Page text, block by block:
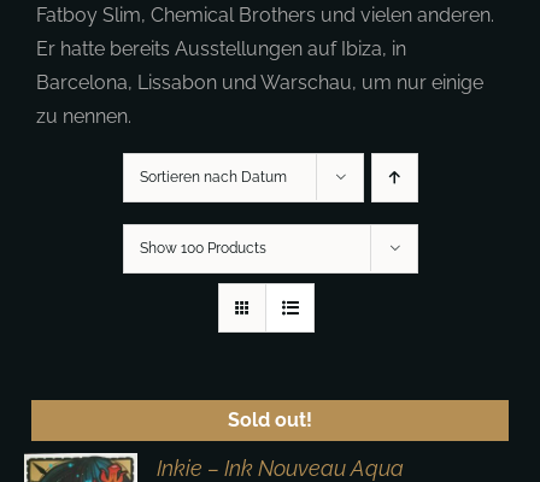
Fatboy Slim, Chemical Brothers und vielen anderen.
Er hatte bereits Ausstellungen auf Ibiza, in
Barcelona, Lissabon und Warschau, um nur einige
zu nennen.
Sortieren nach Datum
Show 100 Products
Sold out!
Inkie – Ink Nouveau Aqua